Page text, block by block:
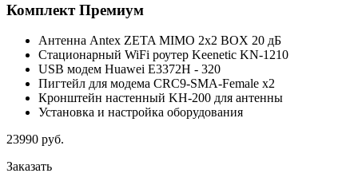
КомплектПремиум
Антенна Antex ZETA MIMO 2x2 BOX 20 дБ
Стационарный WiFi роутер Keenetic KN-1210
USB модем Huawei E3372H - 320
Пигтейл для модема CRC9-SMA-Female x2
Кронштейн настенный KH-200 для антенны
Установка и настройка оборудования
23990 руб.
Заказать